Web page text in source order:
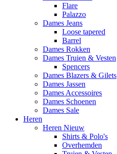
Flare
Palazzo
Dames Jeans
Loose tapered
Barrel
Dames Rokken
Dames Truien & Vesten
Spencers
Dames Blazers & Gilets
Dames Jassen
Dames Accessoires
Dames Schoenen
Dames Sale
Heren
Heren Nieuw
Shirts & Polo's
Overhemden